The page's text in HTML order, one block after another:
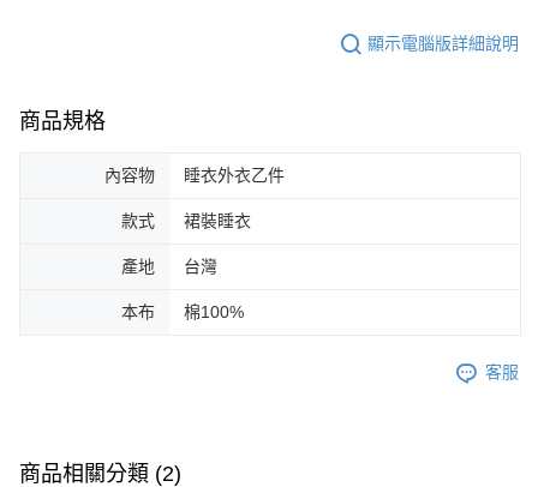
顯示電腦版詳細說明
商品規格
內容物 睡衣外衣乙件
款式 裙裝睡衣
產地 台灣
本布 棉100%
客服
商品相關分類 (2)